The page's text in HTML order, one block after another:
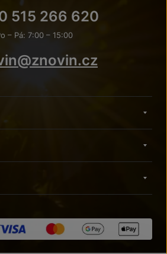
515 266 620
– Pá: 7:00 – 15:00